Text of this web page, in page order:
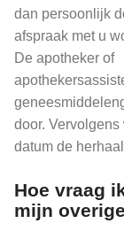
dan persoonlijk
afspraak met u
De apotheker of
door.
datum de
Hoe vraag
mijn